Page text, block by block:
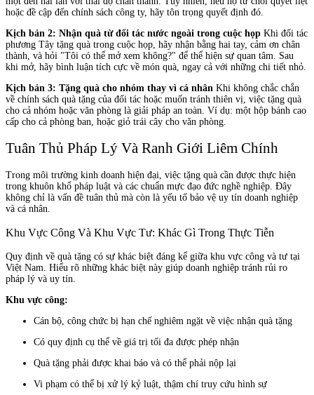
hoặc đề cập đến chính sách công ty, hãy tôn trọng quyết định đó.
Kịch bản 2: Nhận quà từ đối tác nước ngoài trong cuộc họp Khi đối tác
phương Tây tặng quà trong cuộc họp, hãy nhận bằng hai tay, cảm ơn chân
thành, và hỏi "Tôi có thể mở xem không?" để thể hiện sự quan tâm. Sau
khi mở, hãy bình luận tích cực về món quà, ngay cả với những chi tiết nhỏ.
Kịch bản 3: Tặng quà cho nhóm thay vì cá nhân Khi không chắc chắn
về chính sách quà tặng của đối tác hoặc muốn tránh thiên vị, việc tặng quà
cho cả nhóm hoặc văn phòng là giải pháp an toàn. Ví dụ: một hộp bánh cao
cấp cho cả phòng ban, hoặc giỏ trái cây cho văn phòng.
Tuân Thủ Pháp Lý Và Ranh Giới Liêm Chính
Trong môi trường kinh doanh hiện đại, việc tặng quà cần được thực hiện
trong khuôn khổ pháp luật và các chuẩn mực đạo đức nghề nghiệp. Đây
không chỉ là vấn đề tuân thủ mà còn là yếu tố bảo vệ uy tín doanh nghiệp
và cá nhân.
Khu Vực Công Và Khu Vực Tư: Khác Gì Trong Thực Tiễn
Quy định về quà tặng có sự khác biệt đáng kể giữa khu vực công và tư tại
Việt Nam. Hiểu rõ những khác biệt này giúp doanh nghiệp tránh rủi ro
pháp lý và uy tín.
Khu vực công:
Cán bộ, công chức bị hạn chế nghiêm ngặt về việc nhận quà tặng
Có quy định cụ thể về giá trị tối đa được phép nhận
Quà tặng phải được khai báo và có thể phải nộp lại
Vi phạm có thể bị xử lý kỷ luật, thậm chí truy cứu hình sự